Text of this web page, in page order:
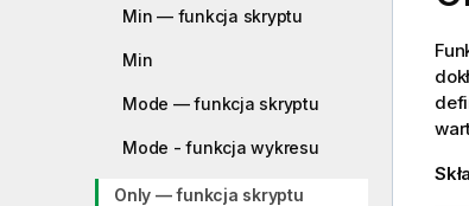
Min — funkcja skryptu
Min
Mode — funkcja skryptu
Mode - funkcja wykresu
Only — funkcja skryptu